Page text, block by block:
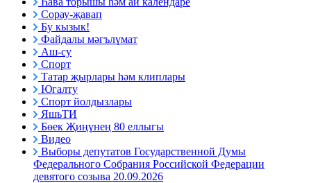
Сорау-җавап
Бу кызык!
Файдалы мәгълүмат
Аш-су
Спорт
Татар җырлары һәм клиплары
Югалту
Спорт йолдызлары
ЯшьТИ
Бөек Җиңүнең 80 еллыгы
Видео
Выборы депутатов Государственной Думы
Федерального Собрания Российской Федерации
девятого созыва 20.09.2026